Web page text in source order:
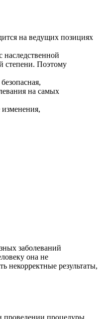
на ведущих позициях
наследственной
степени. Поэтому
на самых
изменения,
заболеваний
она не
некорректные результаты,